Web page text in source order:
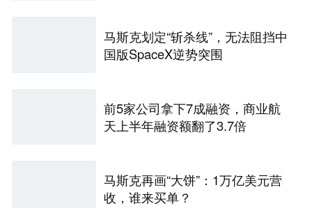
马斯克划定“斩杀线”，无法阻挡中
国版SpaceX逆势突围
前5家公司拿下7成融资，商业航
天上半年融资额翻了3.7倍
马斯克再画“大饼”：1万亿美元营
收，谁来买单？